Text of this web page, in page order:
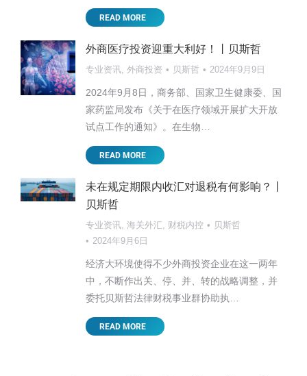
READ MORE
外商医疗投资迎重大利好！丨贝斯哲
专业资讯, 外商投资 贝斯哲 2024年9月9日
2024年9月8日，商务部、国家卫生健康委、国
家药监局发布《关于在医疗领域开展扩大开放
试点工作的通知》。在生物…
READ MORE
未在规定期限内收汇对退税有何影响？丨
贝斯哲
专业资讯, 海关外汇, 财税内控
贝斯哲
2024年9月6日
经济大环境使得不少外商投资企业在这一两年
中，不断作出关、停、并、转的战略调整，并
委托贝斯哲法律财税事业群协助执…
READ MORE